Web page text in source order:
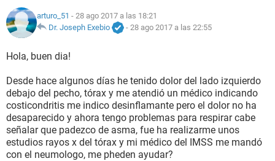
NUTRICIÓN
BIENESTAR
SEXUALIDAD
GLOSARIO
arturo_51 - 28 ago 2017 a las 18:21
Dr. Joseph Exebio
- 28 ago 2017 a las 22:55
Hola, buen dia!
Desde hace algunos días he tenido dolor del lado izquierdo
debajo del pecho, tórax y me atendió un médico indicando
costicondritis me indico desinflamante pero el dolor no ha
desaparecido y ahora tengo problemas para respirar cabe
señalar que padezco de asma, fue ha realizarme unos
estudios rayos x del tórax y mi médico del IMSS me mandó
con el neumologo, me pheden ayudar?